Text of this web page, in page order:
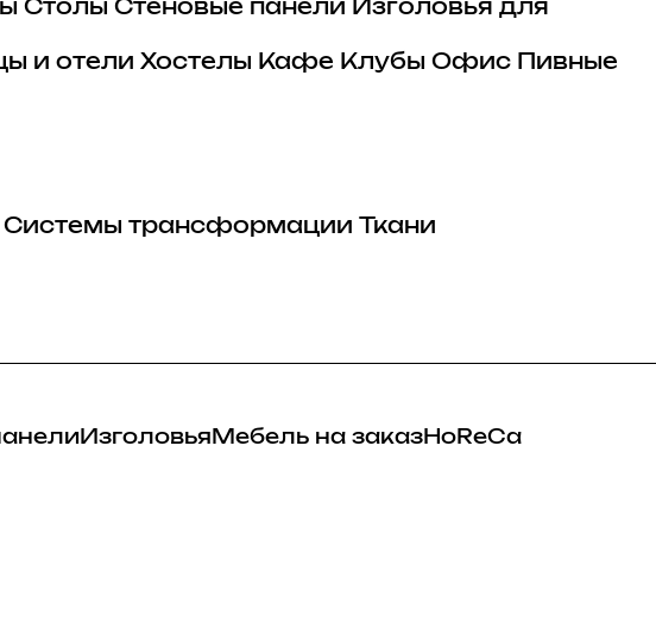
Столы Стеновые панели Изголовья для
и отели Хостелы Кафе Клубы Офис
Пивные
Системы трансформации
Ткани
Изголовья Мебель на заказHoReCa